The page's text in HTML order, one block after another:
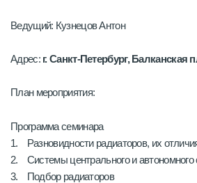
Ведущий: Кузнецов Антон
Адрес: г. Санкт-Петербург, Балканская
План мероприятия:
Программа семинара
1. Разновидности радиаторов, их
2. Системы центрального и автономного
3. Подбор радиаторов